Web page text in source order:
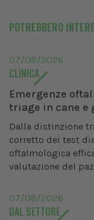
POTREBBERO
07/08/2026
CLINICA
Emergenze
triage in cane e
Dalla distinzione
corretto dei test
oftalmologica
valutazione del
07/08/2026
DAL SETTORE